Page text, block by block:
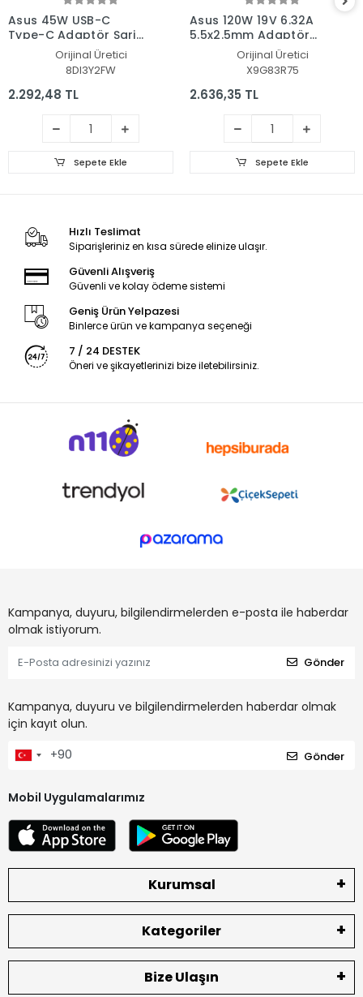
Asus 45W USB-C
Type-C Adaptör Şarj
Aleti-CihazıOrijinal Üretici
8DI3Y2FW
2.292,48 TL
Sepete Ekle
Asus 120W 19V 6.32A
5.5x2.5mm Adaptör
Şarj Aleti-Cihazı
Orijinal Üretici
X9G83R75
2.636,35 TL
Sepete Ekle
Hızlı Teslimat
Siparişleriniz en kısa sürede elinize ulaşır.
Güvenli Alışveriş
Güvenli ve kolay ödeme sistemi
Geniş Ürün Yelpazesi
Binlerce ürün ve kampanya seçeneği
7 / 24 DESTEK
Öneri ve şikayetlerinizi bize iletebilirsiniz.
Kampanya, duyuru, bilgilendirmelerden e-posta ile haberdar
olmak istiyorum.
Gönder
Kampanya, duyuru ve bilgilendirmelerden haberdar olmak
için kayıt olun.
Gönder
Mobil Uygulamalarımız
Kurumsal
Kategoriler
Bize Ulaşın